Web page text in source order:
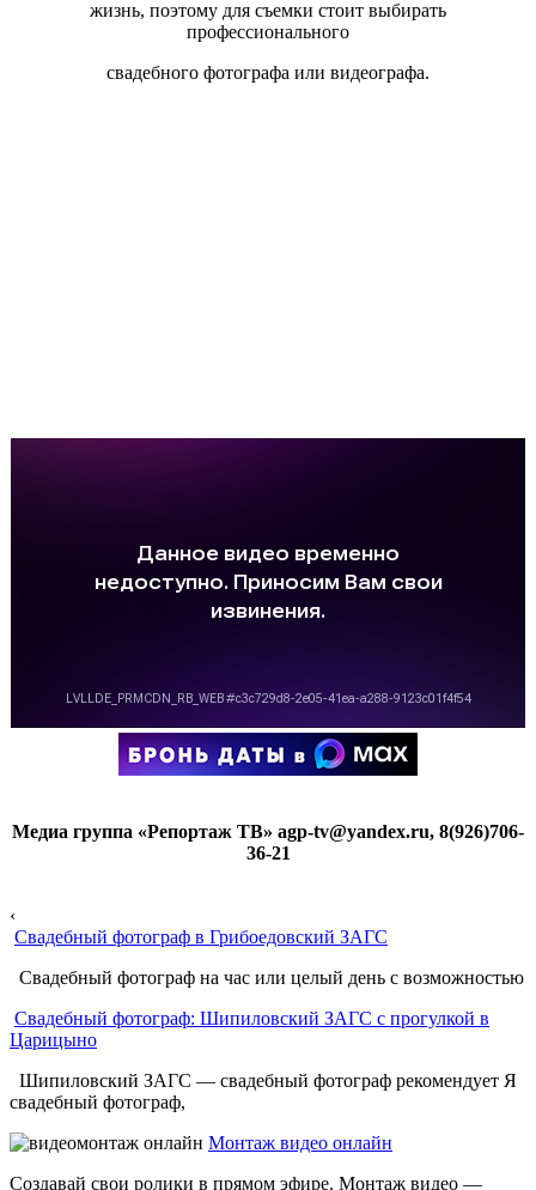
жизнь, поэтому для съемки стоит выбирать
профессионального
свадебного фотографа или видеографа.
Медиа группа «Репортаж ТВ» agp-tv@yandex.ru, 8(926)706-
36-21
‹
Свадебный фотограф в Грибоедовский ЗАГС
Свадебный фотограф на час или целый день с возможностью
Свадебный фотограф: Шипиловский ЗАГС с прогулкой в
Царицыно
Шипиловский ЗАГС — свадебный фотограф рекомендует Я
свадебный фотограф,
Монтаж видео онлайн
Создавай свои ролики в прямом эфире. Монтаж видео —